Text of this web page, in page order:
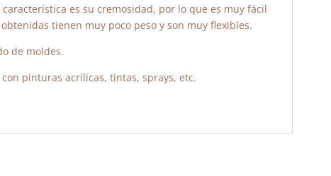
es su cremosidad, por lo que es muy fácil
tienen muy poco peso y son muy flexibles.
de moldes.
pinturas acrílicas, tintas, sprays, etc.